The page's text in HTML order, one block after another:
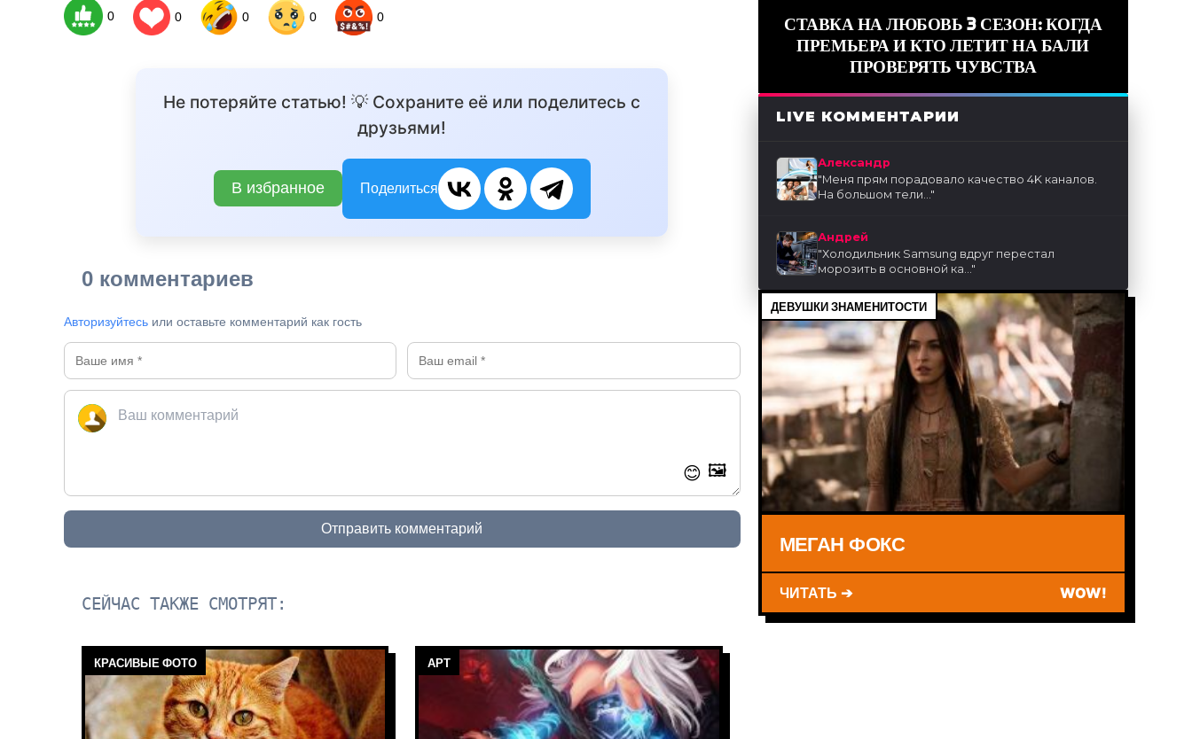
0 0 0 0 0
Не потеряйте статью! 💡 Сохраните её или поделитесь с
друзьями!
В избранное Поделиться
0 комментариев
Авторизуйтесь или оставьте комментарий как гость
😊 🖼️
Отправить комментарий
СЕЙЧАС ТАКЖЕ СМОТРЯТ:
КРАСИВЫЕ ФОТО АРТ
СТАВКА НА ЛЮБОВЬ 3 СЕЗОН: КОГДА
ПРЕМЬЕРА И КТО ЛЕТИТ НА БАЛИ
ПРОВЕРЯТЬ ЧУВСТВА
LIVE КОММЕНТАРИИ
Александр
"Меня прям порадовало качество 4K каналов.
На большом тели..."
Андрей
"Холодильник Samsung вдруг перестал
морозить в основной ка..."
ДЕВУШКИ ЗНАМЕНИТОСТИ
МЕГАН ФОКС
ЧИТАТЬ ➔ WOW!